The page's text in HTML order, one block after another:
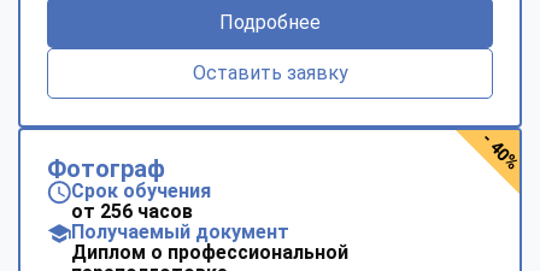
Подробнее
Оставить заявку
Фотограф
Срок обучения
от 256 часов
Получаемый документ
Диплом о профессиональной
- 40%